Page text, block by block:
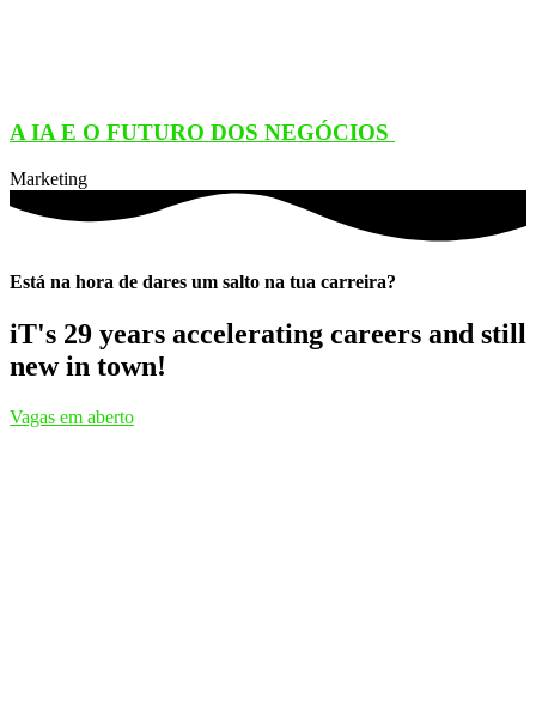
A IA E O FUTURO DOS NEGÓCIOS
Marketing
Está na hora de dares um salto na tua carreira?
iT's 29 years accelerating careers and still
new in town!
Vagas em aberto